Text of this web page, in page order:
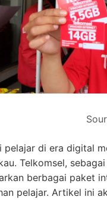
pelajar di era digital
Telkomsel,
berbagai paket
pelajar. Artikel ini